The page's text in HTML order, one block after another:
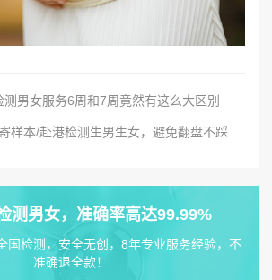
测男女服务6周和7周竟然有这么大区别
测男女，准确率高达99.99%
国检测，安全无创，8年专业服务经验，不
准确退全款！